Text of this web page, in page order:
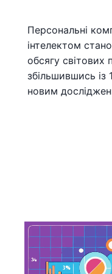
Персональні
інтелектом
обсягу
збільшившись із
новим